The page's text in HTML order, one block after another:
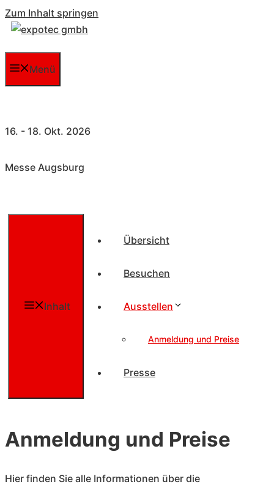
Zum Inhalt springen
Menü
16. - 18. Okt. 2026
Messe Augsburg
Inhalt
Übersicht
Besuchen
Ausstellen
Anmeldung und Preise
Presse
Anmeldung und Preise
Hier finden Sie alle Informationen über die